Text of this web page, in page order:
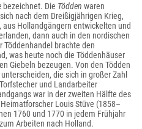
bezeichnet. Die Tödden waren
nach dem Dreißigjährigen Krieg,
Hollandgängern entwickelten und
dann auch in den nordischen
Töddenhandel brachte den
was heute noch die Töddenhäuser
Giebeln bezeugen. Von den Tödden
die sich in großer Zahl
und Landarbeiter
war in der zweiten Hälfte des
Louis Stüve (1858–
1760 und 1770 in jedem Frühjahr
Arbeiten nach Holland.